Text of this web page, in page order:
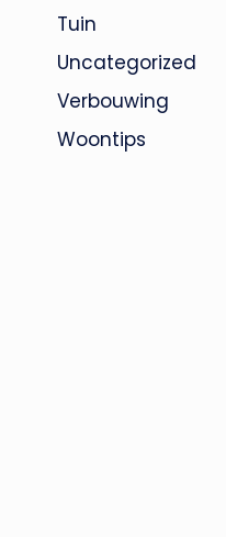
Tuin
Uncategorized
Verbouwing
Woontips